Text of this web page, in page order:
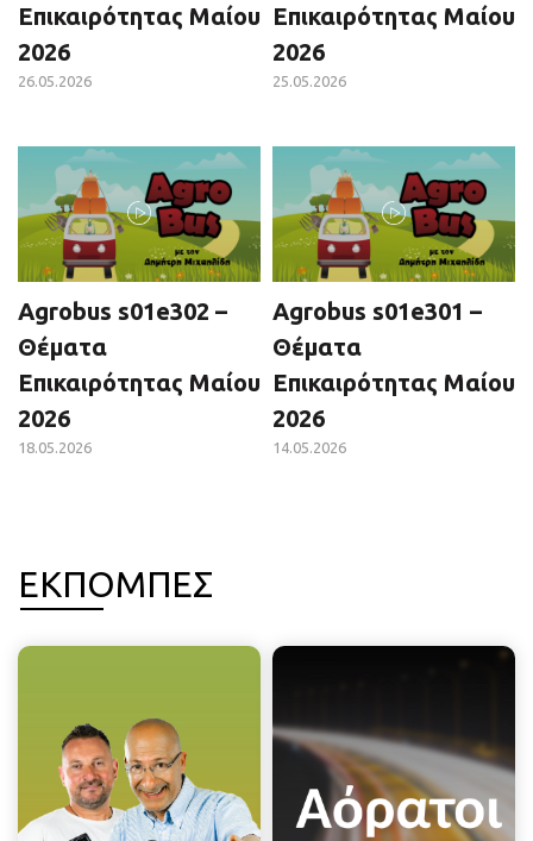
Επικαιρότητας Μαίου
2026
26.05.2026
Επικαιρότητας Μαίου
2026
25.05.2026
Agrobus s01e302 –
Θέματα
Επικαιρότητας Μαίου
2026
18.05.2026
Agrobus s01e301 –
Θέματα
Επικαιρότητας Μαίου
2026
14.05.2026
ΕΚΠΟΜΠΕΣ